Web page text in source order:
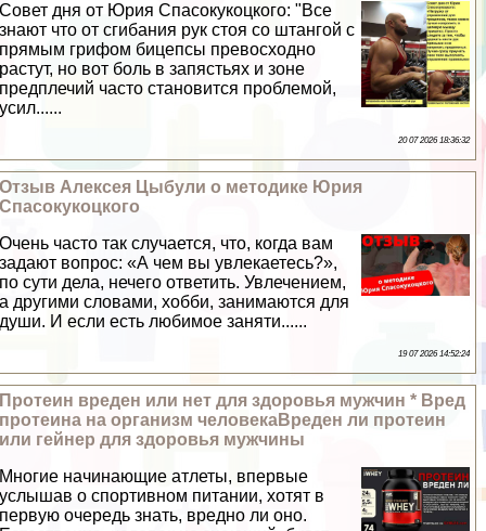
Совет дня от Юрия Спасокукоцкого: "Все
знают что от сгибания рук стоя со штангой с
прямым грифом бицепсы превосходно
растут, но вот боль в запястьях и зоне
предплечий часто становится проблемой,
усил......
20 07 2026 18:36:32
Отзыв Алексея Цыбули о методике Юрия
Спасокукоцкого
Очень часто так случается, что, когда вам
задают вопрос: «А чем вы увлекаетесь?»,
по сути дела, нечего ответить. Увлечением,
а другими словами, хобби, занимаются для
души. И если есть любимое заняти......
19 07 2026 14:52:24
Протеин вреден или нет для здоровья мужчин * Вред
протеина на организм человекаВреден ли протеин
или гeйнер для здоровья мужчины
Многие начинающие атлеты, впервые
услышав о спортивном питании, хотят в
первую очередь знать, вредно ли оно.